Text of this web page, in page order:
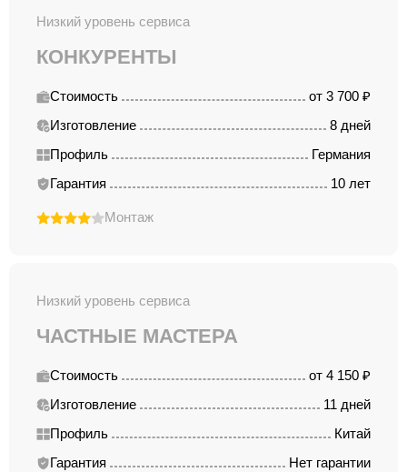
Низкий уровень сервиса
КОНКУРЕНТЫ
Стоимость
от 3 700 ₽
Изготовление
8 дней
Профиль
Германия
Гарантия
10 лет
Монтаж
Низкий уровень сервиса
ЧАСТНЫЕ МАСТЕРА
Стоимость
от 4 150 ₽
Изготовление
11 дней
Профиль
Китай
Гарантия
Нет гарантии